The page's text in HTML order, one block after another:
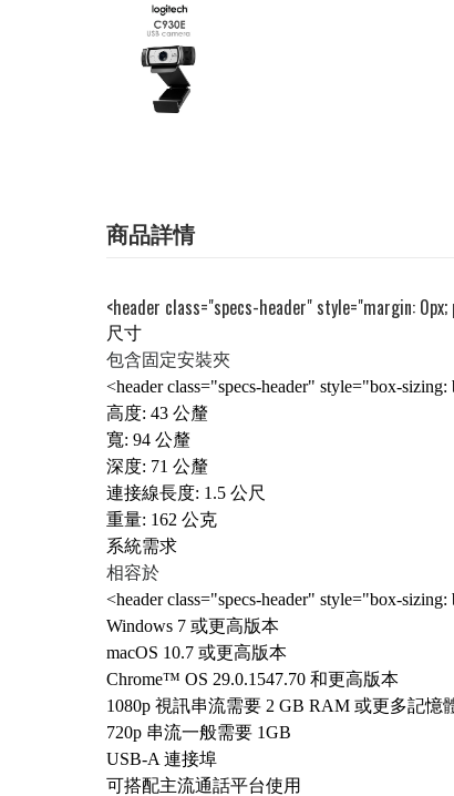
商品詳情
<header class="specs-header" style="margin: 0px;
尺寸
包含固定安裝夾
<header class="specs-header" style="box-
高度: 43 公釐
寬: 94 公釐
深度: 71 公釐
連接線長度: 1.5 公尺
重量: 162 公克
系統需求
相容於
<header class="specs-header" style="box-
Windows 7 或更高版本
macOS 10.7 或更高版本
Chrome™ OS 29.0.1547.70 和更高版本
1080p 視訊串流需要 2 GB RAM 或更多記憶
720p 串流一般需要 1GB
USB-A 連接埠
可搭配主流通話平台使用